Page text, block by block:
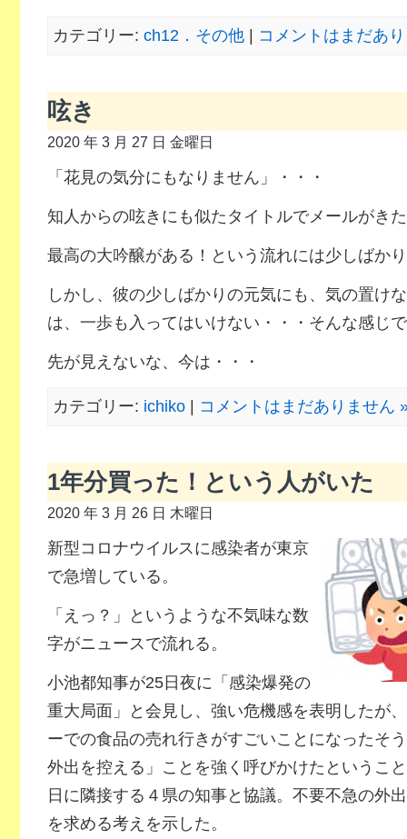
カテゴリー: ch12．その他| コメントはまだあ
呟き
2020 年 3 月 27 日 金曜日
「花見の気分にもなりません」・・・
知人からの呟きにも似たタイトルでメールがき
最高の大吟醸がある！という流れには少しばか
しかし、彼の少しばかりの元気にも、気の置け
は、一歩も入ってはいけない・・・そんな感じ
先が見えないな、今は・・・
カテゴリー: ichiko| コメントはまだありません
1年分買った！という人がいた
2020 年 3 月 26 日 木曜日
新型コロナウイルスに感染者が東京
で急増している。
「えっ？」というような不気味な数
字がニュースで流れる。
小池都知事が25日夜に「感染爆発の
重大局面」と会見し、強い危機感を表明したが
ーでの食品の売れ行きがすごいことになったそ
外出を控える」ことを強く呼びかけたというこ
日に隣接する４県の知事と協議。不要不急の外
を求める考えを示した。